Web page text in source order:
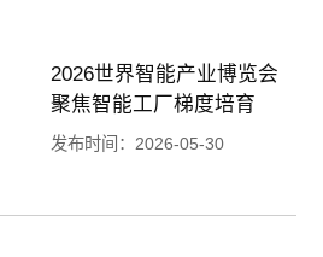
2026世界智能产业博览会
聚焦智能工厂梯度培育
发布时间：2026-05-30